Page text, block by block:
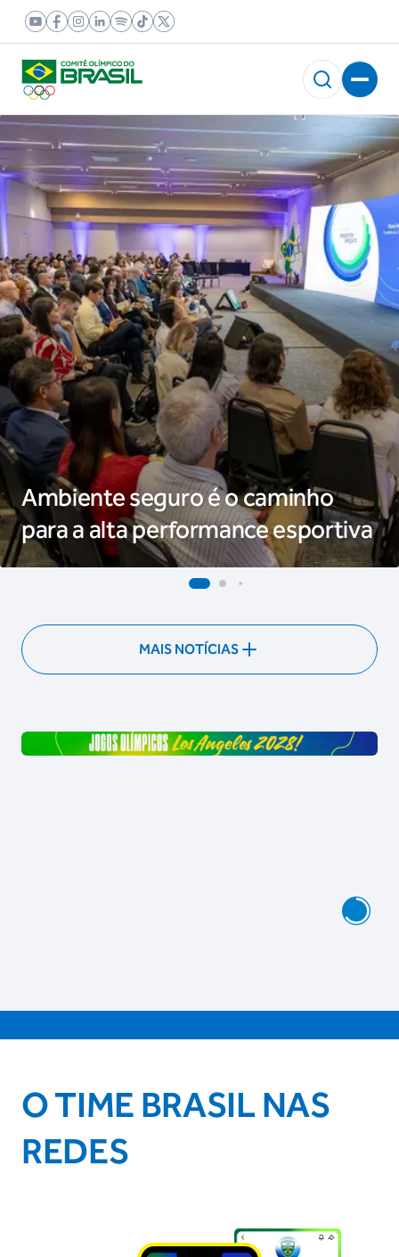
Ambiente seguro é o caminho
para a alta performance esportiva
MAIS NOTÍCIAS
O TIME BRASIL NAS
REDES